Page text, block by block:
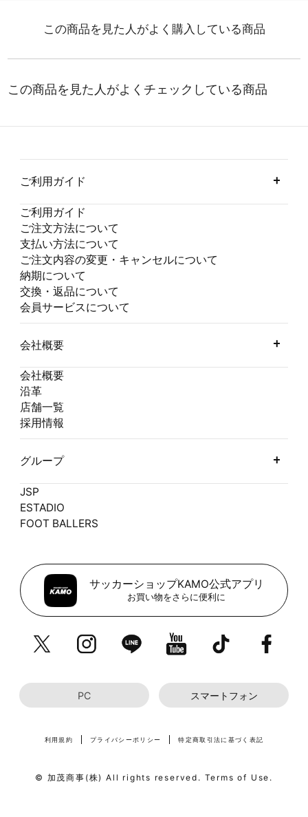
ご利用ガイド
ご利用ガイド
ご注文方法について
支払い方法について
ご注文内容の変更・キャンセルについて
納期について
交換・返品について
会員サービスについて
会社概要
会社概要
沿革
店舗一覧
採用情報
グループ
JSP
ESTADIO
FOOT BALLERS
サッカーショップKAMO公式アプリ
お買い物をさらに便利に
PC スマートフォン
利用規約 プライバシーポリシー 特定商取引法に基づく表記
© 加茂商事(株) All rights reserved. Terms of Use.